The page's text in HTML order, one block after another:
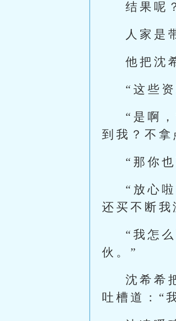
结果呢
人家是
他把沈
“这些
“是啊
到我？不拿
“那你
“放心
还买不断我
“我怎
伙。”
沈希希
吐槽道：“